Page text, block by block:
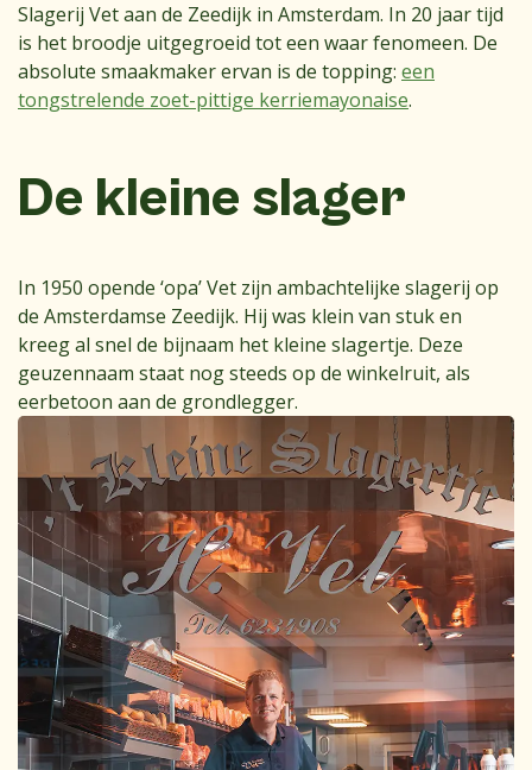
Slagerij Vet aan de Zeedijk in Amsterdam. In 20 jaar tijd
is het broodje uitgegroeid tot een waar fenomeen. De
absolute smaakmaker ervan is de topping: een
tongstrelende zoet-pittige kerriemayonaise.
De kleine slager
In 1950 opende ‘opa’ Vet zijn ambachtelijke slagerij op
de Amsterdamse Zeedijk. Hij was klein van stuk en
kreeg al snel de bijnaam het kleine slagertje. Deze
geuzennaam staat nog steeds op de winkelruit, als
eerbetoon aan de grondlegger.